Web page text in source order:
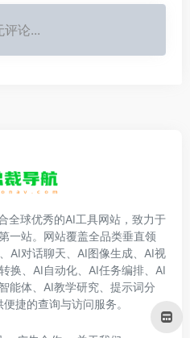
评论...
全球优秀的AI工具网站，致力于
一站。网站覆盖全品类垂直领
AI对话聊天、AI图像生成、AI视
换、AI自动化、AI任务编排、AI
能体、AI教学研究、提示词分
捷的查询与访问服务。